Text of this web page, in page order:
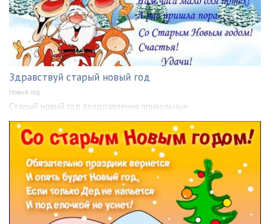
Здравствуй старый новый год
Новый год
Старый новый год поздравления прикольные